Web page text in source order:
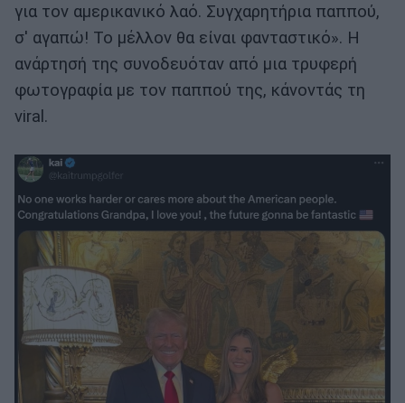
για τον αμερικανικό λαό. Συγχαρητήρια παππού,
σ' αγαπώ! Το μέλλον θα είναι φανταστικό». Η
ανάρτησή της συνοδευόταν από μια τρυφερή
φωτογραφία με τον παππού της, κάνοντάς τη
viral.